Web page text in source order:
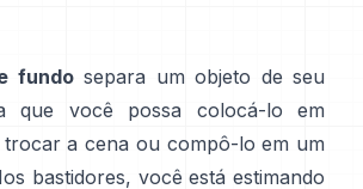
fundosepara um objeto de seu
que você possa colocá-lo em
a cena ou compô-lo em um
bastidores, você está estimando